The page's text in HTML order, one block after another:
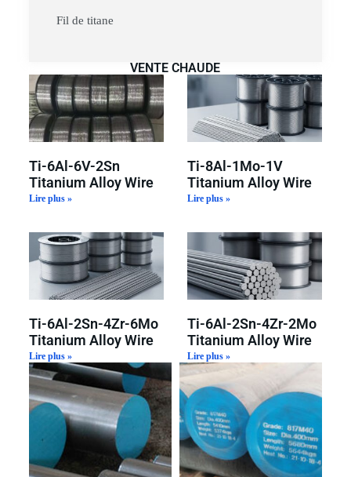
Fil de titane
VENTE CHAUDE
Ti-6Al-6V-2Sn
Titanium Alloy Wire
Lire plus »
Ti-8Al-1Mo-1V
Titanium Alloy Wire
Lire plus »
Ti-6Al-2Sn-4Zr-6Mo
Titanium Alloy Wire
Lire plus »
Ti-6Al-2Sn-4Zr-2Mo
Titanium Alloy Wire
Lire plus »